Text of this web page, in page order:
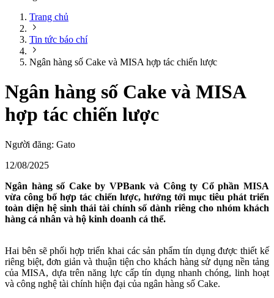
Trang chủ
Tin tức báo chí
Ngân hàng số Cake và MISA hợp tác chiến lược
Ngân hàng số Cake và MISA
hợp tác chiến lược
Người đăng: Gato
12/08/2025
Ngân hàng số Cake by VPBank và Công ty Cổ phần MISA
vừa công bố hợp tác chiến lược, hướng tới mục tiêu phát triển
toàn diện hệ sinh thái tài chính số dành riêng cho nhóm khách
hàng cá nhân và hộ kinh doanh cá thể.
Hai bên sẽ phối hợp triển khai các sản phẩm tín dụng được thiết kế
riêng biệt, đơn giản và thuận tiện cho khách hàng sử dụng nền tảng
của MISA, dựa trên năng lực cấp tín dụng nhanh chóng, linh hoạt
và công nghệ tài chính hiện đại của ngân hàng số Cake.